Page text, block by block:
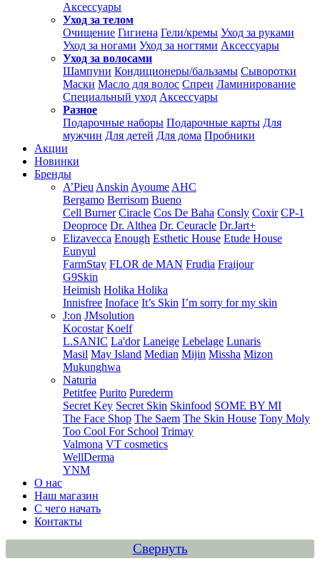
Аксессуары
Уход за телом
Очищение Гигиена Гели/кремы Уход за руками
Уход за ногами Уход за ногтями Аксессуары
Уход за волосами
Шампуни Кондиционеры/бальзамы Сыворотки
Маски Масло для волос Спреи Ламинирование
Специальный уход Аксессуары
Разное
Подарочные наборы Подарочные карты Для
мужчин Для детей Для дома Пробники
Акции
Новинки
Бренды
A’Pieu Anskin Ayoume AHC
Bergamo Berrisom Bueno
Cell Burner Ciracle Cos De Baha Consly Coxir CP-1
Deoproce Dr. Althea Dr. Ceuracle Dr.Jart+
Elizavecca Enough Esthetic House Etude House
Eunyul
FarmStay FLOR de MAN Frudia Fraijour
G9Skin
Heimish Holika Holika
Innisfree Inoface It’s Skin I’m sorry for my skin
J:on JMsolution
Kocostar Koelf
L.SANIC La'dor Laneige Lebelage Lunaris
Masil May Island Median Mijin Missha Mizon
Mukunghwa
Naturia
Petitfee Purito Purederm
Secret Key Secret Skin Skinfood SOME BY MI
The Face Shop The Saem The Skin House Tony Moly
Too Cool For School Trimay
Valmona VT cosmetics
WellDerma
YNM
О нас
Наш магазин
С чего начать
Контакты
Свернуть